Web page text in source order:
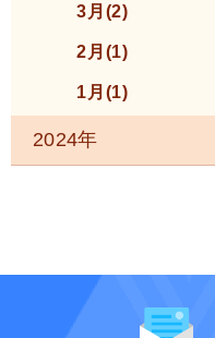
3月(2)
2月(1)
1月(1)
2024年